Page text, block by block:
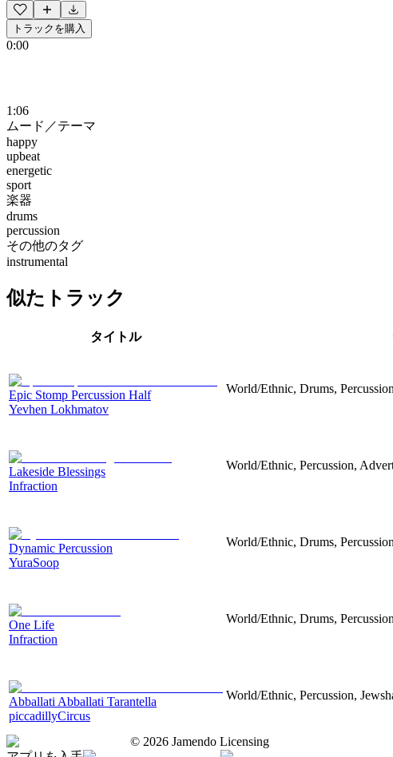
トラックを購入
0:00
1:06
ムード／テーマ
happy
upbeat
energetic
sport
楽器
drums
percussion
その他のタグ
instrumental
似たトラック
タイトル
Epic Stomp Percussion Half
Yevhen Lokhmatov
World/Ethnic, Drums,
Lakeside Blessings
Infraction
World/Ethnic, Percussion,
Dynamic Percussion
YuraSoop
World/Ethnic, Drums,
One Life
Infraction
World/Ethnic, Drums,
Abballati Abballati Tarantella
piccadillyCircus
World/Ethnic, Percussion,
© 2026 Jamendo Licensing